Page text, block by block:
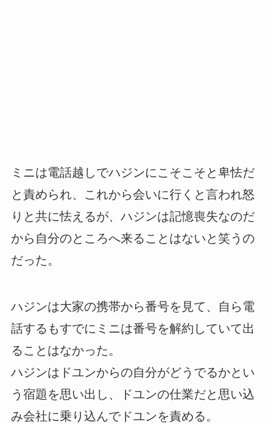
ミニは電話越しでハジンにこそこそと卑怯だ
と責められ、これから会いに行くと言われ怒
りと共に怯えるが、ハジンは記憶喪失なのだ
から自分のところへ来ることはないと笑うの
だった。
ハジンは大家の携帯から番号を見て、自ら電
話するもすでにミニは番号を解約していて出
ることはなかった。
ハジンはドユンからの自分がどうでるかとい
う宿題を思い出し、ドユンの仕業だと思い込
み会社に乗り込んでドユンを責める。